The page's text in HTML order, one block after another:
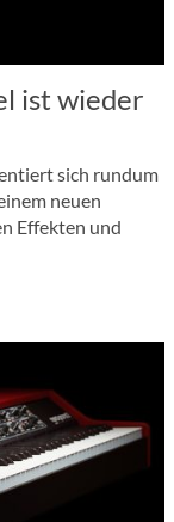
ist wieder
sich rundum
neuen
Effekten und